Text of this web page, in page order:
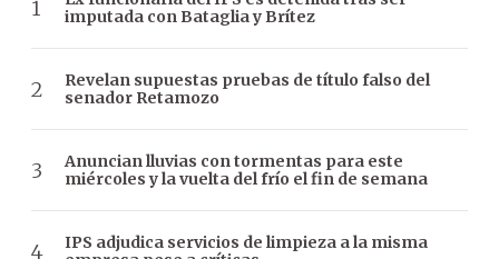
imputada con Bataglia y Brítez
Revelan supuestas pruebas de título falso del
senador Retamozo
Anuncian lluvias con tormentas para este
miércoles y la vuelta del frío el fin de semana
IPS adjudica servicios de limpieza a la misma